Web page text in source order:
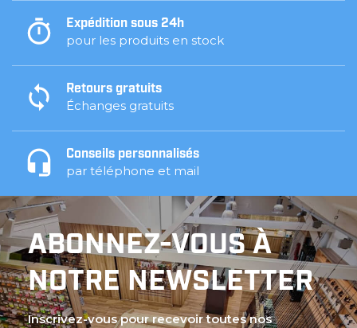
Expédition sous 24h
pour les produits en stock
Retours gratuits
Échanges gratuits
Conseils personnalisés
par téléphone et mail
ABONNEZ-VOUS À
NOTRE NEWSLETTER
Inscrivez-vous pour recevoir toutes nos